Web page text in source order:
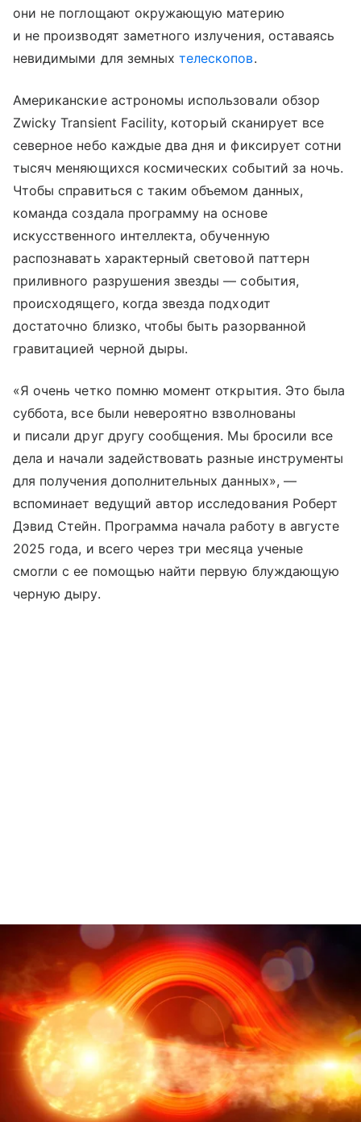
они не поглощают окружающую материю
и не производят заметного излучения, оставаясь
невидимыми для земныхтелескопов.
Американские астрономы использовали обзор
Zwicky Transient Facility, который сканирует все
северное небо каждые два дня и фиксирует сотни
тысяч меняющихся космических событий за ночь.
Чтобы справиться с таким объемом данных,
команда создала программу на основе
искусственного интеллекта, обученную
распознавать характерный световой паттерн
приливного разрушения звезды — события,
происходящего, когда звезда подходит
достаточно близко, чтобы быть разорванной
гравитацией черной дыры.
«Я очень четко помню момент открытия. Это была
суббота, все были невероятно взволнованы
и писали друг другу сообщения. Мы бросили все
дела и начали задействовать разные инструменты
для получения дополнительных данных», —
вспоминает ведущий автор исследования Роберт
Дэвид Стейн. Программа начала работу в августе
2025 года, и всего через три месяца ученые
смогли с ее помощью найти первую блуждающую
черную дыру.